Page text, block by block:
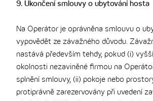
9. Ukončení smlouvy o ubytování hosta
Na Operátor je oprávněna smlouvu o
vypovědět ze závažného důvodu.
nastává především tehdy, pokud (i)
okolnosti nezaviněné firmou na
splnění smlouvy, (ii) pokoje nebo
protiprávně zarezervovány při uvedení